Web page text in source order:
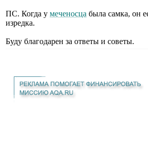
ПС. Когда у меченосца была самка, он
изредка.
Буду благодарен за ответы и советы.